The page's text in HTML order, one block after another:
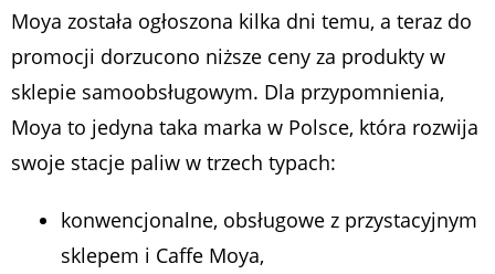
Moya została ogłoszona kilka dni temu, a teraz do
promocji dorzucono niższe ceny za produkty w
sklepie samoobsługowym. Dla przypomnienia,
Moya to jedyna taka marka w Polsce, która rozwija
swoje stacje paliw w trzech typach:
konwencjonalne, obsługowe z przystacyjnym
sklepem i Caffe Moya,